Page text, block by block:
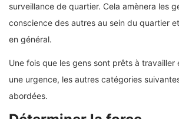
surveillance de quartier. Cela amènera les
conscience des autres au sein du quartier
en général.
Une fois que les gens sont prêts à travailler
une urgence, les autres catégories
abordées.